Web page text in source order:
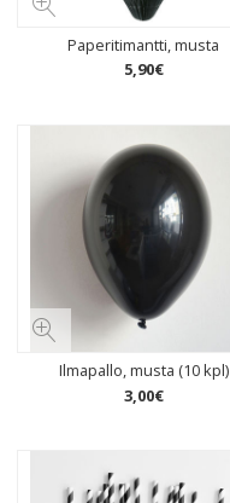
Paperitimantti, musta
5,90€
Ilmapallo, musta (10 kpl)
3,00€